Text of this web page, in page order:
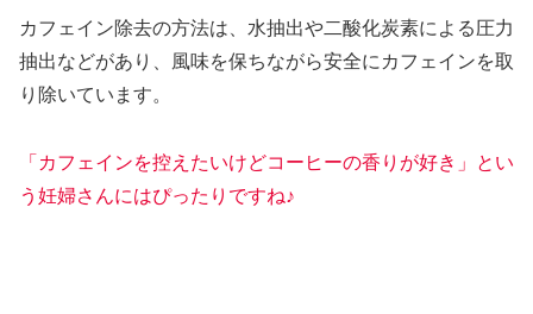
カフェイン除去の方法は、水抽出や二酸化炭素による圧力
抽出などがあり、風味を保ちながら安全にカフェインを取
り除いています。
「カフェインを控えたいけどコーヒーの香りが好き」とい
う妊婦さんにはぴったりですね♪